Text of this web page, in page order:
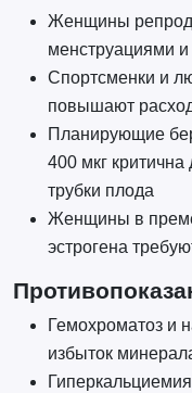
Женщины
менструациями
Спортсменки и
повышают
Планирующие
400 мкг
трубки плода
Женщины в
эстрогена
Гемохроматоз и
избыток